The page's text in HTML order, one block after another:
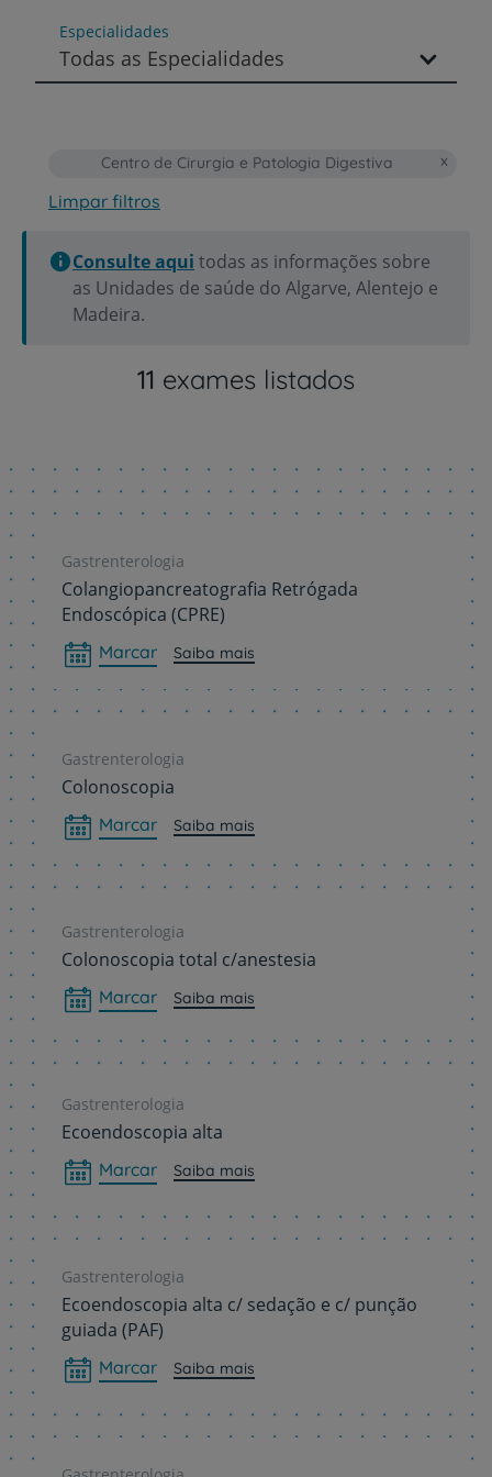
Especialidades
Todas as Especialidades
Centro de Cirurgia e Patologia Digestiva
Limpar filtros
Consulte aqui todas as informações sobre
as Unidades de saúde do Algarve, Alentejo e
Madeira.
11 exames listados
Gastrenterologia
Colangiopancreatografia Retrógada
Endoscópica (CPRE)
Marcar Saiba mais
Gastrenterologia
Colonoscopia
Marcar Saiba mais
Gastrenterologia
Colonoscopia total c/anestesia
Marcar Saiba mais
Gastrenterologia
Ecoendoscopia alta
Marcar Saiba mais
Gastrenterologia
Ecoendoscopia alta c/ sedação e c/ punção
guiada (PAF)
Marcar Saiba mais